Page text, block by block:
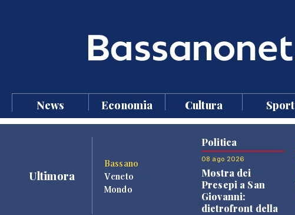
News Economia Cultura Sport
Ultimora
Bassano
Veneto
Mondo
Politica
08 ago 2026
Mostra dei
Presepi a San
Giovanni:
dietrofront della